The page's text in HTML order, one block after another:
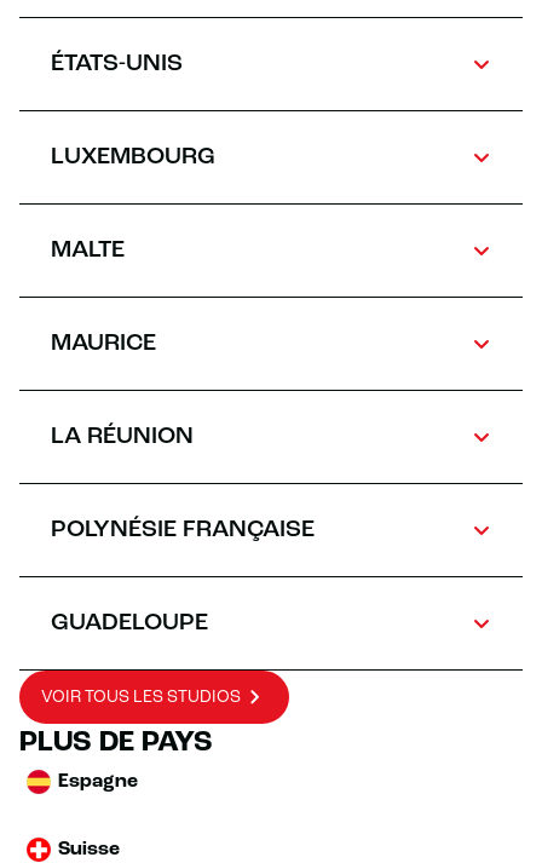
ÉTATS-UNIS
LUXEMBOURG
MALTE
MAURICE
LA RÉUNION
POLYNÉSIE FRANÇAISE
GUADELOUPE
VOIR TOUS LES STUDIOS
PLUS DE PAYS
Espagne
Suisse